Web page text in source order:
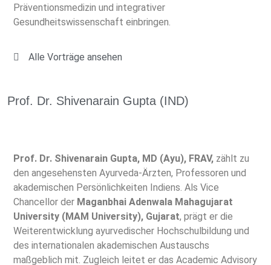
Präventionsmedizin und integrativer
Gesundheitswissenschaft einbringen.
Alle Vorträge ansehen
Prof. Dr. Shivenarain Gupta (IND)
Prof. Dr. Shivenarain Gupta, MD (Ayu), FRAV,zählt zu
den angesehensten Ayurveda-Ärzten, Professoren und
akademischen Persönlichkeiten Indiens. Als Vice
Chancellor der Maganbhai Adenwala Mahagujarat
University (MAM University), Gujarat, prägt er die
Weiterentwicklung ayurvedischer Hochschulbildung und
des internationalen akademischen Austauschs
maßgeblich mit. Zugleich leitet er das Academic Advisory